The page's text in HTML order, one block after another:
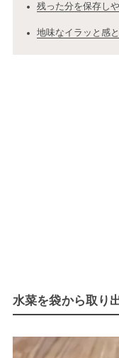
残った分を保存し
地味なイラッと感
水菜を袋から取り